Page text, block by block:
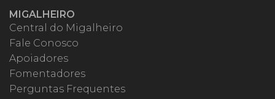
MIGALHEIRO
Central do Migalheiro
Fale Conosco
Apoiadores
Fomentadores
Perguntas Frequentes